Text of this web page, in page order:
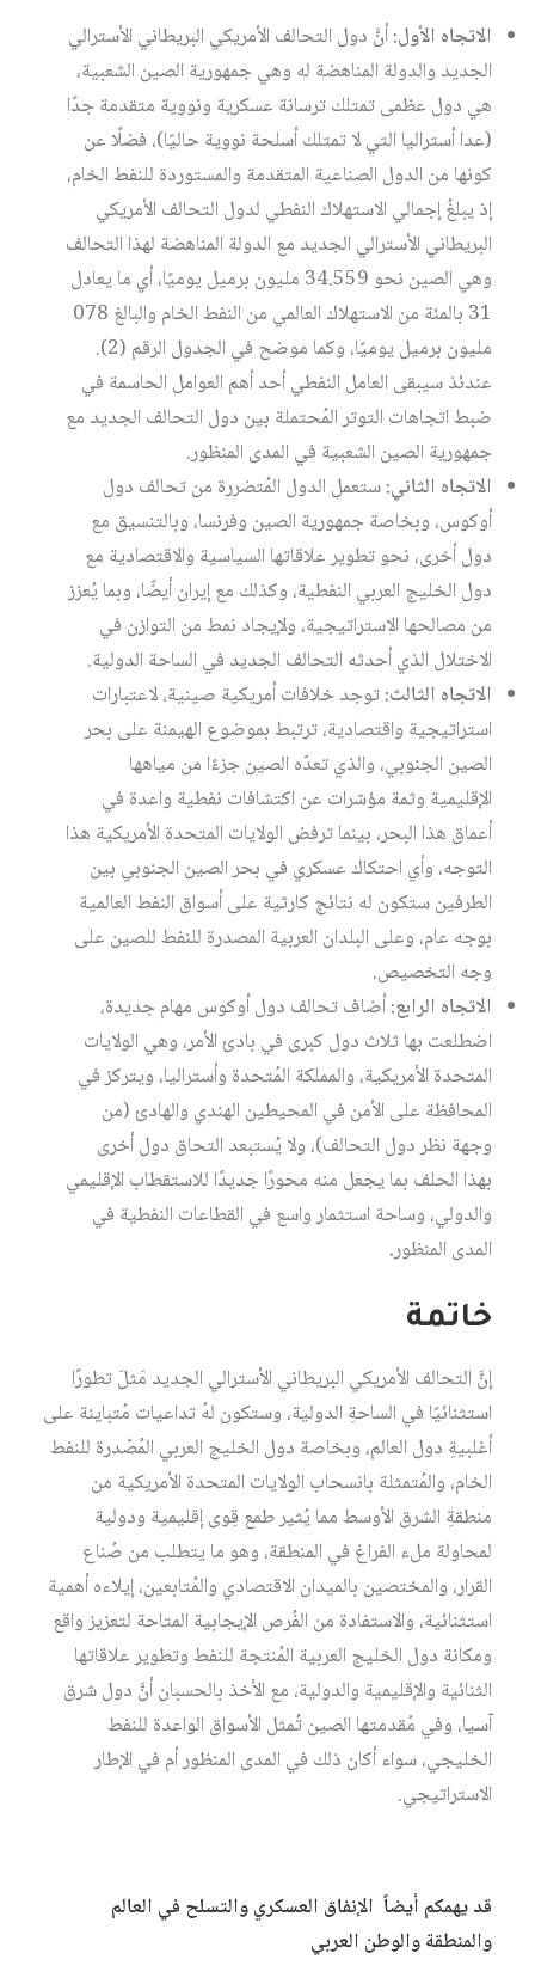
الاتجاه الأول:أنَّ دول التحالف الأمريكي البريطاني الأسترالي
الجديد والدولة المناهضة له وهي جمهورية الصين الشعبية،
هي دول عظمى تمتلك ترسانة عسكرية ونووية متقدمة جدًا
(عدا أستراليا التي لا تمتلك أسلحة نووية حاليًا)، فضلًا عن
كونها من الدول الصناعية المتقدمة والمستوردة للنفط الخام،
إذ يبلغُ إجمالي الاستهلاك النفطي لدول التحالف الأمريكي
البريطاني الأسترالي الجديد مع الدولة المناهضة لهذا التحالف
وهي الصين نحو 34.559 مليون برميل يوميًا، أي ما يعادل
31 بالمئة من الاستهلاك العالمي من النفط الخام والبالغ 078
مليون برميل يوميًا، وكما موضح في الجدول الرقم (2).
عندئذ سيبقى العامل النفطي أحد أهم العوامل الحاسمة في
ضبط اتجاهات التوتر المُحتملة بين دول التحالف الجديد مع
جمهورية الصين الشعبية في المدى المنظور.
الاتجاه الثاني:ستعمل الدول المُتضررة من تحالف دول
أوكوس، وبخاصة جمهورية الصين وفرنسا، وبالتنسيق مع
دول أخرى، نحو تطوير علاقاتها السياسية والاقتصادية مع
دول الخليج العربي النفطية، وكذلك مع إيران أيضًا، وبما يُعزز
من مصالحها الاستراتيجية، ولإيجاد نمط من التوازن في
الاختلال الذي أحدثه التحالف الجديد في الساحة الدولية.
الاتجاه الثالث:توجد خلافات أمريكية صينية، لاعتبارات
استراتيجية واقتصادية، ترتبط بموضوع الهيمنة على بحر
الصين الجنوبي، والذي تعدّه الصين جزءًا من مياهها
الإقليمية وثمة مؤشرات عن اكتشافات نفطية واعدة في
أعماق هذا البحر، بينما ترفض الولايات المتحدة الأمريكية هذا
التوجه، وأي احتكاك عسكري في بحر الصين الجنوبي بين
الطرفين ستكون له نتائج كارثية على أسواق النفط العالمية
بوجه عام، وعلى البلدان العربية المصدرة للنفط للصين على
وجه التخصيص.
الاتجاه الرابع:أضاف تحالف دول أوكوس مهام جديدة،
اضطلعت بها ثلاث دول كبرى في بادئ الأمر، وهي الولايات
المتحدة الأمريكية، والمملكة المُتحدة وأستراليا، ويتركز في
المحافظة على الأمن في المحيطين الهندي والهادئ (من
وجهة نظر دول التحالف)، ولا يُستبعد التحاق دول أخرى
بهذا الحلف بما يجعل منه محورًا جديدًا للاستقطاب الإقليمي
والدولي، وساحة استثمار واسع في القطاعات النفطية في
المدى المنظور.
خاتمة
إنَّ التحالف الأمريكي البريطاني الأسترالي الجديد مَثلَ تطورًا
استثنائيًا في الساحةِ الدولية، وستكون لهُ تداعيات مُتباينة على
أغلبيةِ دول العالم، وبخاصة دول الخليج العربي المُصّدرة للنفط
الخام، والمُتمثلة بانسحاب الولايات المتحدة الأمريكية من
منطقةِ الشرق الأوسط مما يُثير طمع قِوى إقليمية ودولية
لمحاولة ملء الفراغ في المنطقة، وهو ما يتطلب من صُناع
القرار، والمختصين بالميدان الاقتصادي والمُتابعين، إيلاءه أهمية
استثنائية، والاستفادة من الفُرص الإيجابية المتاحة لتعزيز واقع
ومكانة دول الخليج العربية المُنتجة للنفط وتطوير علاقاتها
الثنائية والإقليمية والدولية، مع الأخذ بالحسبان أنَّ دول شرق
آسيا، وفي مُقدمتها الصين تُمثل الأسواق الواعدة للنفط
الخليجي، سواء أكان ذلك في المدى المنظور أم في الإطار
الاستراتيجي.
قد يهمكم أيضاً الإنفاق العسكري والتسلح في العالم
والمنطقة والوطن العربي